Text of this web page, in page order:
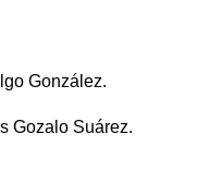
González.
Gozalo Suárez.